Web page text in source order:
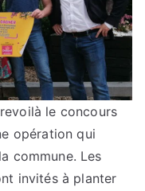
le concours
opération qui
commune. Les
invités à planter